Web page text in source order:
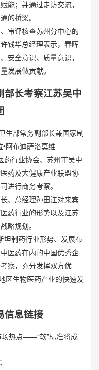
能；并通过走访交流，
的桥梁。
审评核查苏州分中心的
钱华总经理表示，春晖
安全意识、质量意识，
发展做贡献。
部长考察江苏吴中
部常务副部长兼国家制
•阿布迪萨洛莫维
药行业协会、苏州市吴中
药及大健康产业联盟协
进行商务考察。
、总经理孙田江对来宾
药行业的形势以及江苏
略规划。
制药行业形势、发展布
医药在内的中国优秀企
察，充分发挥双方优
区生物医药产业的快速发
信息链接
场热点——“软”标准将成